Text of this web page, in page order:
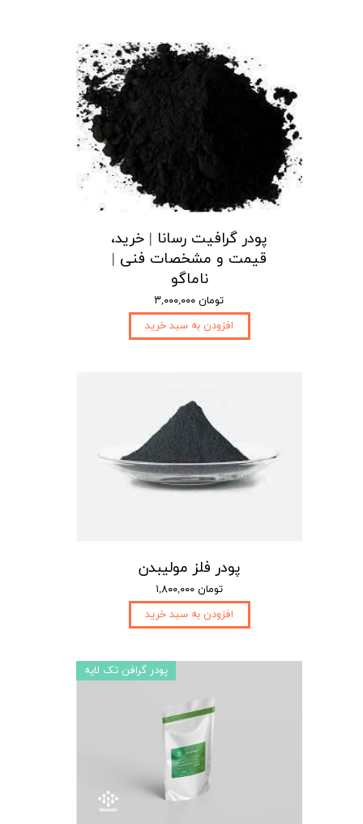
پودر گرافیت رسانا | خرید،
قیمت و مشخصات فنی |
ناماگو
۳,۰۰۰,۰۰۰ تومان
افزودن به سبد خرید
پودر فلز مولیبدن
۱,۸۰۰,۰۰۰ تومان
افزودن به سبد خرید
پودر گرافن تک لایه